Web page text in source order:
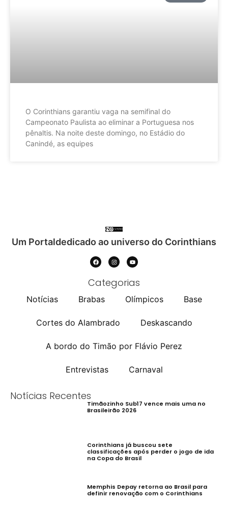
O Corinthians garantiu vaga na semifinal do
Campeonato Paulista ao eliminar a Portuguesa nos
pênaltis. Na noite deste domingo, no Estádio do
Canindé, as equipes
Um Portaldedicado ao universo do Corinthians
Categorias
Notícias Brabas Olímpicos Base
Cortes do Alambrado Deskascando
A bordo do Timão por Flávio Perez
Entrevistas Carnaval
Notícias Recentes
Timãozinho Sub17 vence mais uma no
Brasileirão 2026
Corinthians já buscou sete
classificações após perder o jogo de ida
na Copa do Brasil
Memphis Depay retorna ao Brasil para
definir renovação com o Corinthians